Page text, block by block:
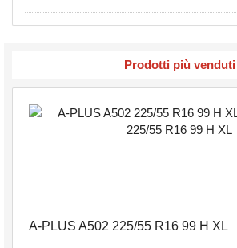
Prodotti più venduti
A-PLUS A502 225/55 R16 99 H XL